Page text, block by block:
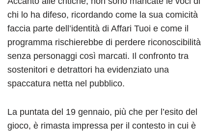
chi lo ha difeso, ricordando come la sua comicità
faccia parte dell’identità di Affari Tuoi e come il
programma rischierebbe di perdere riconoscibilità
senza personaggi così marcati. Il confronto tra
sostenitori e detrattori ha evidenziato una
spaccatura netta nel pubblico.
La puntata del 19 gennaio, più che per l’esito del
gioco, è rimasta impressa per il contesto in cui è